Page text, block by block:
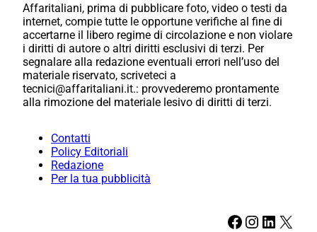
Affaritaliani, prima di pubblicare foto, video o testi da
internet, compie tutte le opportune verifiche al fine di
accertarne il libero regime di circolazione e non violare
i diritti di autore o altri diritti esclusivi di terzi. Per
segnalare alla redazione eventuali errori nell’uso del
materiale riservato, scriveteci a
tecnici@affaritaliani.it.: provvederemo prontamente
alla rimozione del materiale lesivo di diritti di terzi.
Contatti
Policy Editoriali
Redazione
Per la tua pubblicità
Facebook Instagram LinkedIn X